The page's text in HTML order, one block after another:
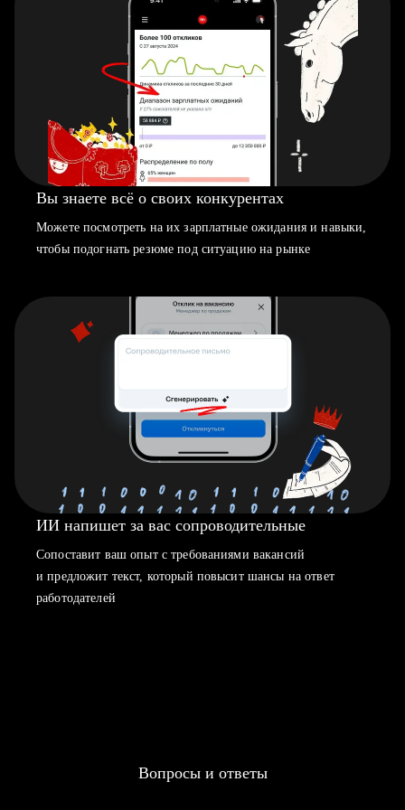
Вы знаете всё о своих конкурентах
Можете посмотреть на их зарплатные ожидания и навыки,
чтобы подогнать резюме под ситуацию на рынке
ИИ напишет за вас сопроводительные
Сопоставит ваш опыт с требованиями вакансий
и предложит текст, который повысит шансы на ответ
работодателей
Вопросы и ответы